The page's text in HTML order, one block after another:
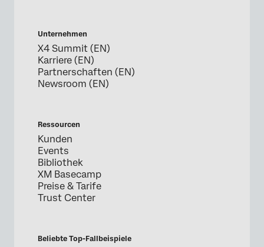
Unternehmen
X4 Summit (EN)
Karriere (EN)
Partnerschaften (EN)
Newsroom (EN)
Ressourcen
Kunden
Events
Bibliothek
XM Basecamp
Preise & Tarife
Trust Center
Beliebte Top-Fallbeispiele